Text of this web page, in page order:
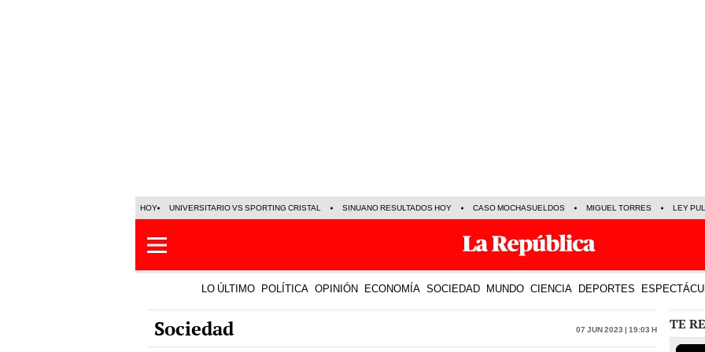
HOY UNIVERSITARIO VS SPORTING CRISTAL SINUANO RESULTADOS HOY CASO MOCHASUELDOS MIGUEL TORRES LEY
LO ÚLTIMO POLÍTICA OPINIÓN ECONOMÍA SOCIEDAD MUNDO CIENCIA DEPORTES
Sociedad 07 Jun 2023 | 19:03 h TE